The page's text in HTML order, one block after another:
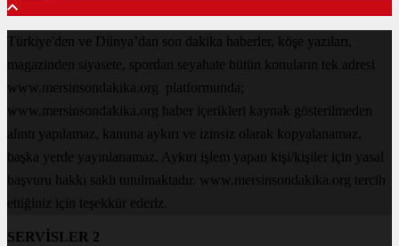
Türkiye'den ve Dünya’dan son dakika haberler, köşe yazıları,
magazinden siyasete, spordan seyahate bütün konuların tek adresi
www.mersinsondakika.org platformunda;
www.mersinsondakika.org haber içerikleri kaynak gösterilmeden
alıntı yapılamaz, kanuna aykırı ve izinsiz olarak kopyalanamaz,
başka yerde yayınlanamaz. Aykırı işlem yapan kişi/kişiler için yasal
başvuru hakkı saklı tutulmaktadır. www.mersinsondakika.org tercih
ettiğiniz için teşekkür ederiz.
SERVİSLER 2